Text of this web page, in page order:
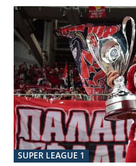
SUPER LEAGUE 1